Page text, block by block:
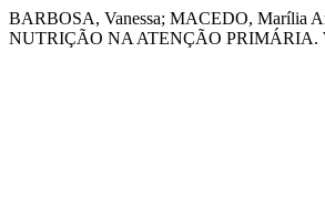
BARBOSA, Vanessa; MACEDO,
NUTRIÇÃO NA ATENÇÃO PRIMÁRIA.